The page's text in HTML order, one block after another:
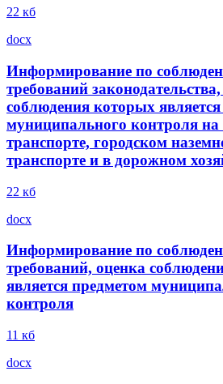
22 кб
docx
Информирование по
требований
соблюдения которых
муниципального контроля
транспорте, городском
транспорте и в дорожном
22 кб
docx
Информирование по
требований, оценка
является предметом
контроля
11 кб
docx